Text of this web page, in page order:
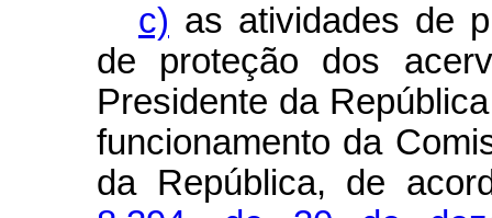
c) as atividades de
de proteção dos
Presidente da
funcionamento da
da República, de